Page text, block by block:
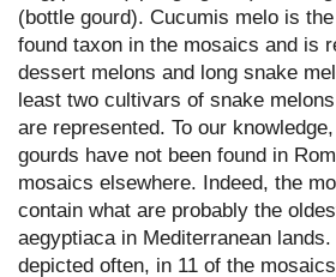
(bottle gourd). Cucumis melo is
found taxon in the mosaics and is
dessert melons and long snake
least two cultivars of snake
are represented. To our
gourds have not been found in
mosaics elsewhere. Indeed, the
contain what are probably the
aegyptiaca in Mediterranean
depicted often, in 11 of the